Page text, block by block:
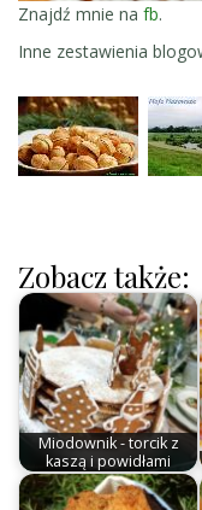
Znajdź mnie na fb.
Inne zestawienia
Zobacz także:
Miodownik - torcik z
kaszą i powidłami